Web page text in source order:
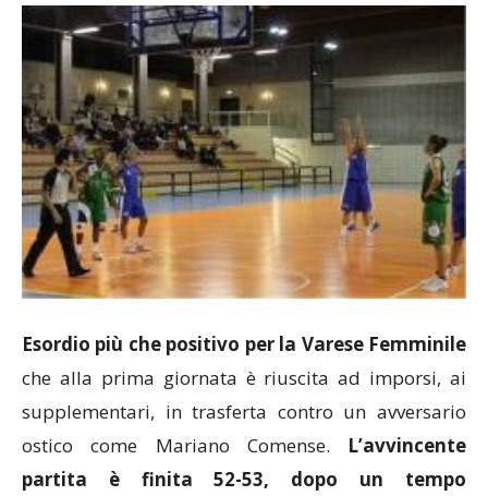
Esordio più che positivo per la Varese Femminile
che alla prima giornata è riuscita ad imporsi, ai
supplementari, in trasferta contro un avversario
ostico come Mariano Comense. L’avvincente
partita è finita 52-53, dopo un tempo